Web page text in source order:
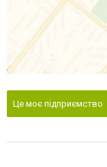
Це моє підприємство